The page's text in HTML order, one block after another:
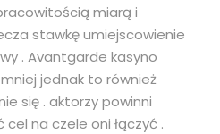
miarą i
stawkę umiejscowienie
. Avantgarde kasyno
jednak to również
się . aktorzy powinni
na czele oni łączyć .